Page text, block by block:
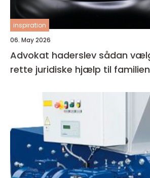
inspiration
06. May 2026
Advokat haderslev sådan vælger du den
rette juridiske hjælp til familien